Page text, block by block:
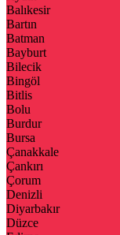
Balıkesir
Bartın
Batman
Bayburt
Bilecik
Bingöl
Bitlis
Bolu
Burdur
Bursa
Çanakkale
Çankırı
Çorum
Denizli
Diyarbakır
Düzce